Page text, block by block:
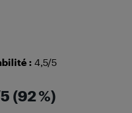
: 4,5/5
(92 %)